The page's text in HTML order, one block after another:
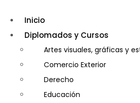
Inicio
Diplomados y Cursos
Artes visuales, gráficas y
Comercio Exterior
Derecho
Educación